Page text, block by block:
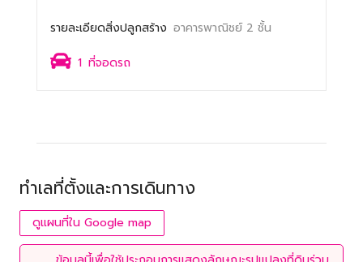
รายละเอียดสิ่งปลูกสร้าง อาคารพาณิชย์ 2 ชั้น
1 ที่จอดรถ
ทำเลที่ตั้งและการเดินทาง
ดูแผนที่ใน Google map